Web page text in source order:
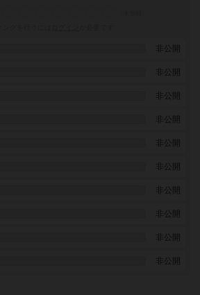
非公開
非公開
非公開
非公開
非公開
非公開
非公開
非公開
非公開
非公開